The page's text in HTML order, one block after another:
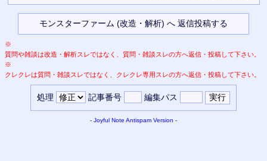
※
質問や雑談は改造・解析スレではなく、質問・雑談スレの方へ返信・投稿して下さい。
※
クレクレは質問・雑談スレではなく、クレクレ専用スレの方へ返信・投稿して下さい。
処理 記事番号 編集パス
- Joyful Note Antispam Version -